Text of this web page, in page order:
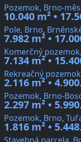
Pozemok, Brno-
10.040 m² •
Pole, Brno,
7.982 m² •
Komerčný
7.134 m² •
Rekreačný
2.116 m² •
Pozemok, Brno-
2.297 m² •
Pozemok, Brno,
1.816 m² •